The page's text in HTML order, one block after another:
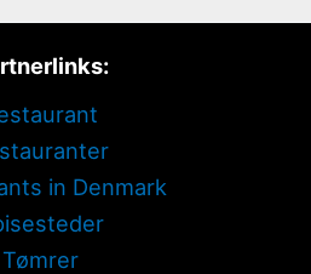
in Denmark
Tømrer